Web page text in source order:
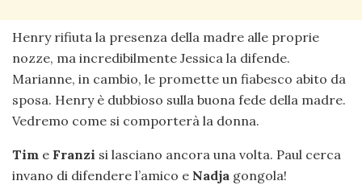
Henry rifiuta la presenza della madre alle proprie
nozze, ma incredibilmente Jessica la difende.
Marianne, in cambio, le promette un fiabesco abito da
sposa. Henry è dubbioso sulla buona fede della madre.
Vedremo come si comporterà la donna.
Tim e Franzi si lasciano ancora una volta. Paul cerca
invano di difendere l’amico e Nadja gongola!